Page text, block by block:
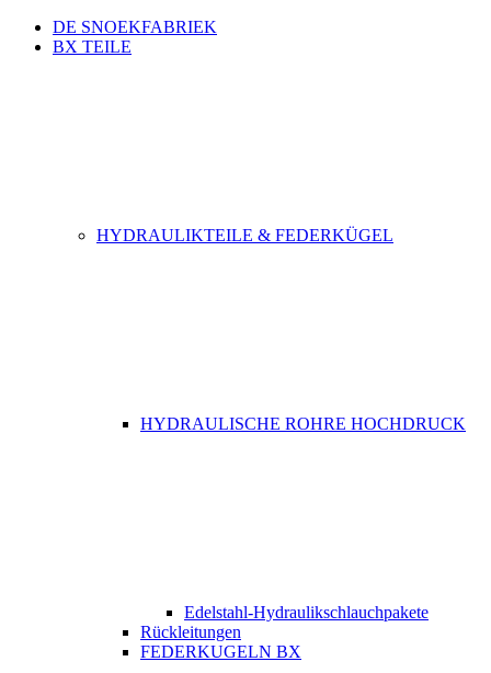
DE SNOEKFABRIEK
BX TEILE
HYDRAULIKTEILE & FEDERKÜGEL
HYDRAULISCHE ROHRE HOCHDRUCK
Edelstahl-Hydraulikschlauchpakete
Rückleitungen
FEDERKUGELN BX